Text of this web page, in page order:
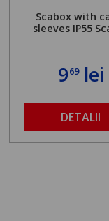
Scabox with
sleeves IP55
969lei
DETALII